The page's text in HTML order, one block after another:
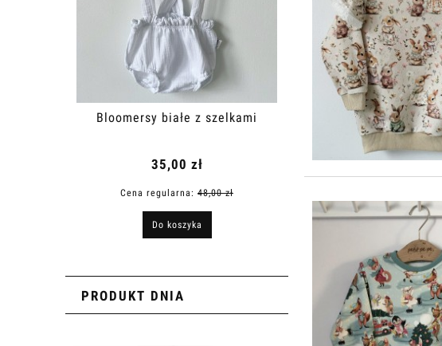
Bloomersy białe z szelkami
35,00 zł
Cena regularna: 48,00 zł
Do koszyka
Bloomersy
35,00 zł
Do koszyka
PRODUKT DNIA